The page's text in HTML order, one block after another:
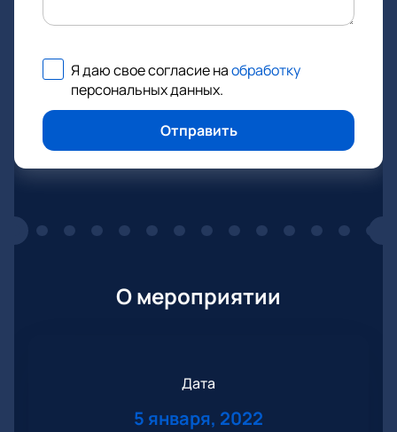
Я даю свое согласие наобработку
персональных данных.
Отправить
О мероприятии
Дата
5 января, 2022